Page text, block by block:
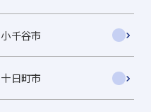
小千谷市
十日町市